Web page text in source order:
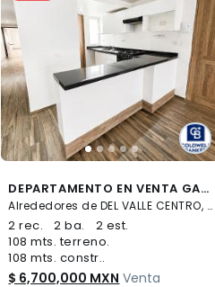
DEPARTAMENTO EN VENTA GABRIEL MANCERA, DEL VALLE CENTRO
Alrededores de DEL VALLE CENTRO, Benito Juárez
2 rec. 2 ba.
2 est.
108 mts. terreno.
108 mts. constr..
$ 6,700,000 MXN Venta